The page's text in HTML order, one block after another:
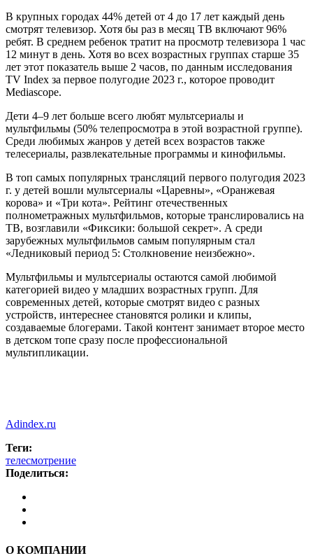
В крупных городах 44% детей от 4 до 17 лет каждый день
смотрят телевизор. Хотя бы раз в месяц ТВ включают 96%
ребят. В среднем ребенок тратит на просмотр телевизора 1 час
12 минут в день. Хотя во всех возрастных группах старше 35
лет этот показатель выше 2 часов, по данным исследования
TV Index за первое полугодие 2023 г., которое проводит
Mediascope.
Дети 4–9 лет больше всего любят мультсериалы и
мультфильмы (50% телепросмотра в этой возрастной группе).
Среди любимых жанров у детей всех возрастов также
телесериалы, развлекательные программы и кинофильмы.
В топ самых популярных трансляций первого полугодия 2023
г. у детей вошли мультсериалы «‎Царевны»‎, «‎Оранжевая
корова»‎ и «Три кота»‎. Рейтинг отечественных
полнометражных мультфильмов, которые транслировались на
ТВ, возглавили «Фиксики: большой секрет». А среди
зарубежных мультфильмов самым популярным стал
«Ледниковый период 5: Столкновение неизбежно».
Мультфильмы и мультсериалы остаются самой любимой
категорией видео у младших возрастных групп. Для
современных детей, которые смотрят видео с разных
устройств, интереснее становятся ролики и клипы,
создаваемые блогерами. Такой контент занимает второе место
в детском топе сразу после профессиональной
мультипликации.
Adindex.ru
Теги:
телесмотрение
Поделиться:
О КОМПАНИИ